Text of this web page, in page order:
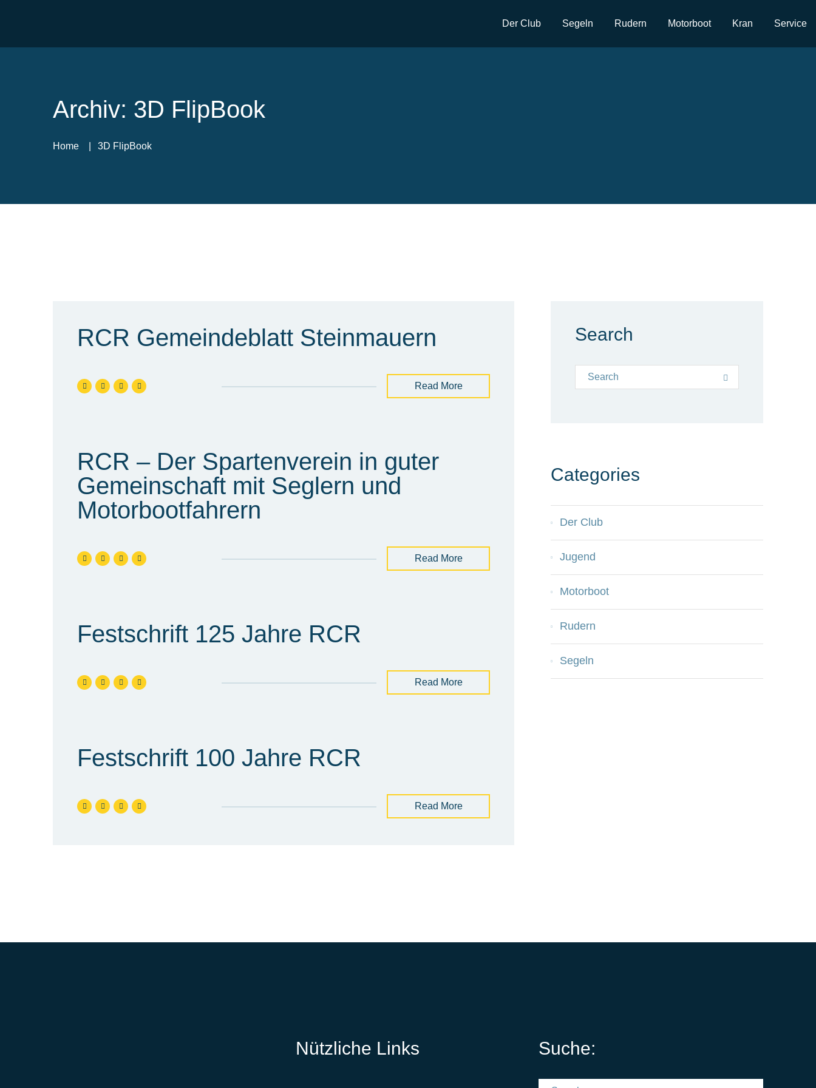
Der Club Segeln Rudern Motorboot Kran Service
Archiv: 3D FlipBook
Home 3D FlipBook
RCR Gemeindeblatt Steinmauern
Read More
RCR – Der Spartenverein in guter
Gemeinschaft mit Seglern und
Motorbootfahrern
Read More
Festschrift 125 Jahre RCR
Read More
Festschrift 100 Jahre RCR
Read More
Search
Search for:
Categories
Der Club
Jugend
Motorboot
Rudern
Segeln
Nützliche Links Suche: